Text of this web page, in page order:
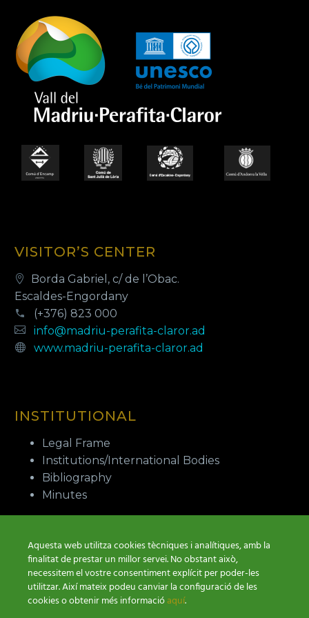
VISITOR’S CENTER
Borda Gabriel, c/ de l’Obac.
Escaldes-Engordany
(+376) 823 000
info@madriu-perafita-claror.ad
www.madriu-perafita-claror.ad
INSTITUTIONAL
Legal Frame
Institutions/International Bodies
Bibliography
Minutes
Payment conditions
Cookies Policy
Aquesta web utilitza cookies tècniques i analítiques, amb la
finalitat de prestar un millor servei. No obstant això,
necessitem el vostre consentiment explícit per poder-les
utilitzar. Així mateix podeu canviar la configuració de les
cookies o obtenir més informacióaquí.